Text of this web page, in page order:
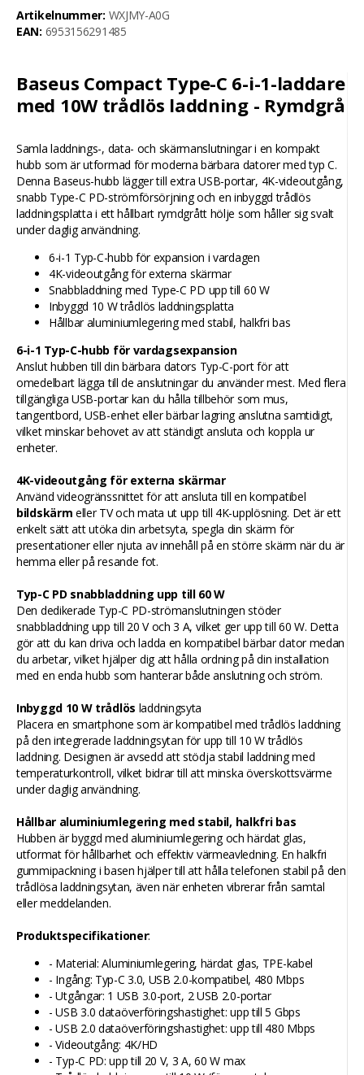
Baseus Compact Type-C 6-i-1-laddare
med 10W trådlös laddning - Rymdgrå
Samla laddnings-, data- och skärmanslutningar i en kompakt
hubb som är utformad för moderna bärbara datorer med typ C.
Denna Baseus-hubb lägger till extra USB-portar, 4K-videoutgång,
snabb Type-C PD-strömförsörjning och en inbyggd trådlös
laddningsplatta i ett hållbart rymdgrått hölje som håller sig svalt
under daglig användning.
6-i-1 Typ-C-hubb för expansion i vardagen
4K-videoutgång för externa skärmar
Snabbladdning med Type-C PD upp till 60 W
Inbyggd 10 W trådlös laddningsplatta
Hållbar aluminiumlegering med stabil, halkfri bas
6-i-1 Typ-C-hubb för vardagsexpansion
Anslut hubben till din bärbara dators Typ-C-port för att
omedelbart lägga till de anslutningar du använder mest. Med flera
tillgängliga USB-portar kan du hålla tillbehör som mus,
tangentbord, USB-enhet eller bärbar lagring anslutna samtidigt,
vilket minskar behovet av att ständigt ansluta och koppla ur
enheter.
4K-videoutgång för externa skärmar
Använd videogränssnittet för att ansluta till en kompatibel
bildskärm eller TV och mata ut upp till 4K-upplösning. Det är ett
enkelt sätt att utöka din arbetsyta, spegla din skärm för
presentationer eller njuta av innehåll på en större skärm när du är
hemma eller på resande fot.
Typ-C PD snabbladdning upp till 60 W
Den dedikerade Typ-C PD-strömanslutningen stöder
snabbladdning upp till 20 V och 3 A, vilket ger upp till 60 W. Detta
gör att du kan driva och ladda en kompatibel bärbar dator medan
du arbetar, vilket hjälper dig att hålla ordning på din installation
med en enda hubb som hanterar både anslutning och ström.
Inbyggd 10 W trådlös laddningsyta
Placera en smartphone som är kompatibel med trådlös laddning
på den integrerade laddningsytan för upp till 10 W trådlös
laddning. Designen är avsedd att stödja stabil laddning med
temperaturkontroll, vilket bidrar till att minska överskottsvärme
under daglig användning.
Hållbar aluminiumlegering med stabil, halkfri bas
Hubben är byggd med aluminiumlegering och härdat glas,
utformat för hållbarhet och effektiv värmeavledning. En halkfri
gummipackning i basen hjälper till att hålla telefonen stabil på den
trådlösa laddningsytan, även när enheten vibrerar från samtal
eller meddelanden.
Produktspecifikationer:
- Material: Aluminiumlegering, härdat glas, TPE-kabel
- Ingång: Typ-C 3.0, USB 2.0-kompatibel, 480 Mbps
- Utgångar: 1 USB 3.0-port, 2 USB 2.0-portar
- USB 3.0 dataöverföringshastighet: upp till 5 Gbps
- USB 2.0 dataöverföringshastighet: upp till 480 Mbps
- Videoutgång: 4K/HD
- Typ-C PD: upp till 20 V, 3 A, 60 W max
Artikelnummer: WXJMY-A0G
EAN: 6953156291485